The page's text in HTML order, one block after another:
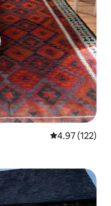
Calificación
4.97 (122)